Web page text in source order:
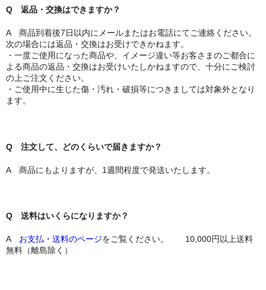
Q 返品・交換はできますか？
A 商品到着後7日以内にメールまたはお電話にてご連絡ください。
次の場合には返品・交換はお受けできかねます。
・一度ご使用になった商品や、イメージ違い等お客さまのご都合に
よる商品の返品・交換はお受けいたしかねますので、十分にご検討
の上ご注文ください。
・ご使用中に生じた傷・汚れ・破損等につきましては対象外となり
ます。
Q 注文して、どのくらいで届きますか？
A 商品にもよりますが、1週間程度で発送いたします。
Q 送料はいくらになりますか？
A お支払・送料のページをご覧ください。 10,000円以上送料
無料（離島除く）